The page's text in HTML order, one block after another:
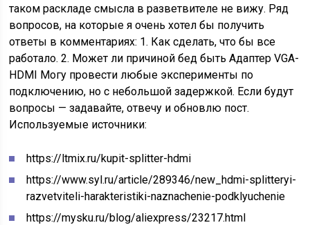
таком раскладе смысла в разветвителе не вижу. Ряд
вопросов, на которые я очень хотел бы получить
ответы в комментариях: 1. Как сделать, что бы все
работало. 2. Может ли причиной бед быть Адаптер VGA-
HDMI Могу провести любые эксперименты по
подключению, но с небольшой задержкой. Если будут
вопросы — задавайте, отвечу и обновлю пост.
Используемые источники:
https://ltmix.ru/kupit-splitter-hdmi
https://www.syl.ru/article/289346/new_hdmi-splitteryi-
razvetviteli-harakteristiki-naznachenie-podklyuchenie
https://mysku.ru/blog/aliexpress/23217.html